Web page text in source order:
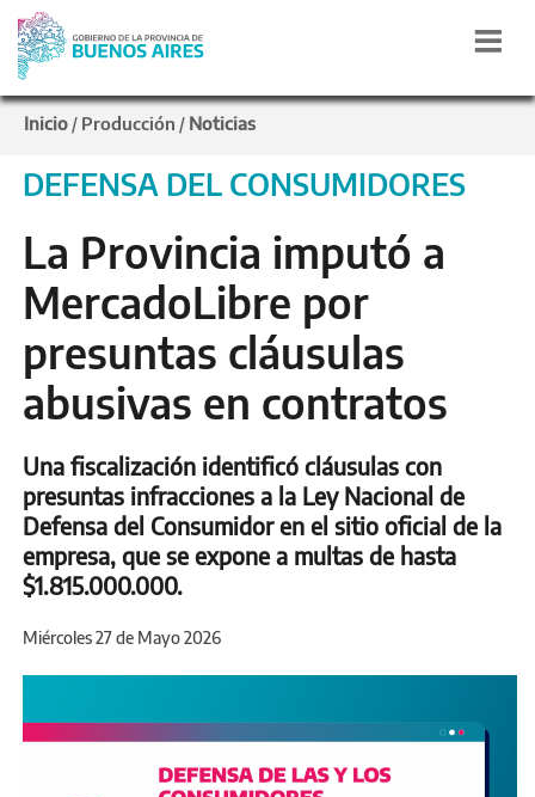
Inicio / Producción / Noticias
DEFENSA DEL CONSUMIDORES
La Provincia imputó a
MercadoLibre por
presuntas cláusulas
abusivas en contratos
Una fiscalización identificó cláusulas con
presuntas infracciones a la Ley Nacional de
Defensa del Consumidor en el sitio oficial de la
empresa, que se expone a multas de hasta
$1.815.000.000.
Miércoles 27 de Mayo 2026